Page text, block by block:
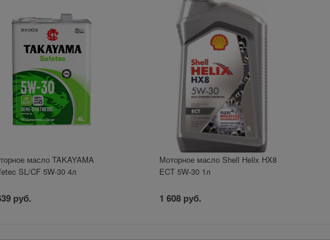
масло TAKAYAMA
SL/CF 5W-30 4л
руб.
Моторное масло Shell Helix HX8
ECT 5W-30 1л
1 608 руб.